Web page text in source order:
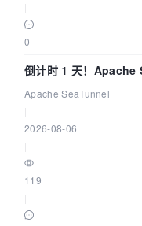
0
倒计时 1 天！Apache
Community Over
Apache SeaTunnel
2026-08-06
119